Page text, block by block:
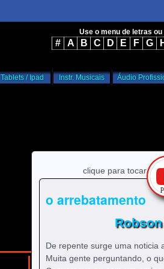
Use o menu de letras
# A B C D E F G
Tablets / Ipad Instr. Musicais Áudio
clique para tocar
o arrebatamento
De repente surge uma noticia
Muita gente perguntando, o
home / / Robson E Renan